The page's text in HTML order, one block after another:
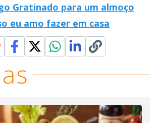
Gratinado para um almoço
eu amo fazer em casa